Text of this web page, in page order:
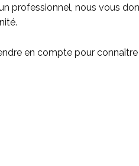
professionnel, nous vous
en compte pour